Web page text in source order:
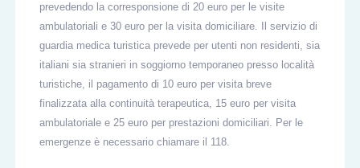
prevedendo la corresponsione di 20 euro per le visite
ambulatoriali e 30 euro per la visita domiciliare. Il servizio di
guardia medica turistica prevede per utenti non residenti, sia
italiani sia stranieri in soggiorno temporaneo presso località
turistiche, il pagamento di 10 euro per visita breve
finalizzata alla continuità terapeutica, 15 euro per visita
ambulatoriale e 25 euro per prestazioni domiciliari. Per le
emergenze è necessario chiamare il 118.